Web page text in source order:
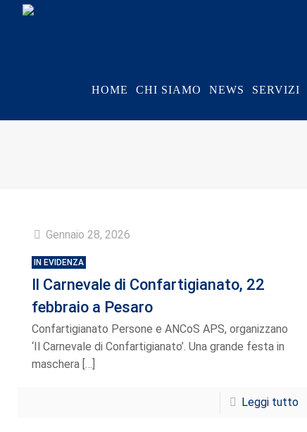
HOME CHI SIAMO NEWS SERVIZI
Gennaio 28, 2026
IN EVIDENZA
Il Carnevale di Confartigianato, 22
febbraio a Pesaro
Confartigianato Persone e ANCoS APS, organizzano
‘Il Carnevale di Confartigianato’. Una grande festa in
maschera […]
Leggi tutto